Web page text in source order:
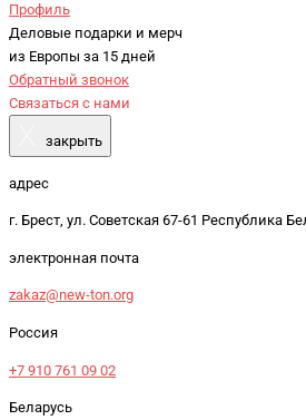
Профиль
Деловые подарки и мерч
из Европы за 15 дней
Обратный звонок
Связаться с нами
закрыть
адрес
г. Брест, ул. Советская 67-61 Республика
электронная почта
zakaz@new-ton.org
Россия
+7 910 761 09 02
Беларусь